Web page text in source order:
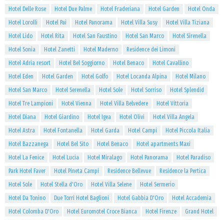
Hotel Delle Rose
Hotel Due Palme Hotel Fraderiana Hotel Garden
Hotel Onda
Hotel Lorolli
Hotel Pai Hotel Panorama Hotel Villa Susy
Hotel Villa Tiziana
Hotel Lido
Hotel Rita Hotel San Faustino Hotel San Marco
Hotel Sirenella
Hotel Sonia
Hotel Zanetti Hotel Maderno
Residence dei Limoni
Hotel Adria resort
Hotel Bel Soggiorno Hotel Benaco
Hotel Cavallino
Hotel Eden
Hotel Garden Hotel Golfo Hotel Locanda Alpina
Hotel Milano
Hotel San Marco
Hotel Serenella Hotel Sole Hotel Sorriso
Hotel Splendid
Hotel Tre Lampioni
Hotel Vienna Hotel Villa Belvedere
Hotel Vittoria
Hotel Diana
Hotel Giardino Hotel Igea Hotel Olivi
Hotel Villa Angela
Hotel Astra
Hotel Fontanella Hotel Garda Hotel Campi
Hotel Piccola Italia
Hotel Bazzanega
Hotel Bel Sito Hotel Benaco
Hotel apartments Maxi
Hotel La Fenice
Hotel Lucia Hotel Miralago Hotel Panorama
Hotel Paradiso
Park Hotel Faver
Hotel Pineta Campi Residence Bellevue
Residence la Pertica
Hotel Sole
Hotel Stella d'Oro Hotel Villa Selene
Hotel Sermerio
Hotel Da Tonino
Due Torri Hotel Baglioni Hotel Gabbia D'Oro
Hotel Accademia
Hotel Colomba D'Oro
Hotel Euromotel Croce Bianca Hotel Firenze
Grand Hotel